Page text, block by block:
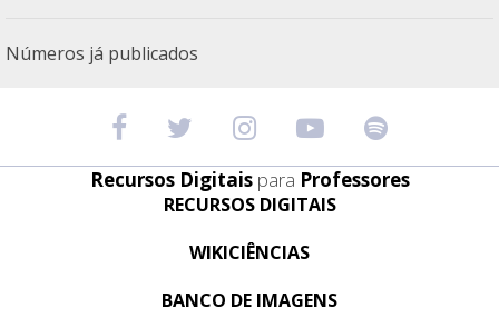
Números já publicados
Recursos Digitais para Professores
RECURSOS DIGITAIS
WIKICIÊNCIAS
BANCO DE IMAGENS